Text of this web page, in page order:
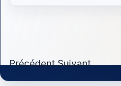
Article précédent :
PrécédentArticle
Suivant